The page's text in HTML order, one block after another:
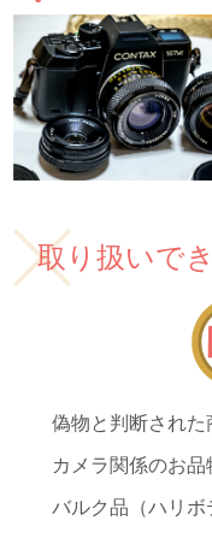
取り扱いで
偽物と判断された
カメラ関係のお
バルク品（ハリボ